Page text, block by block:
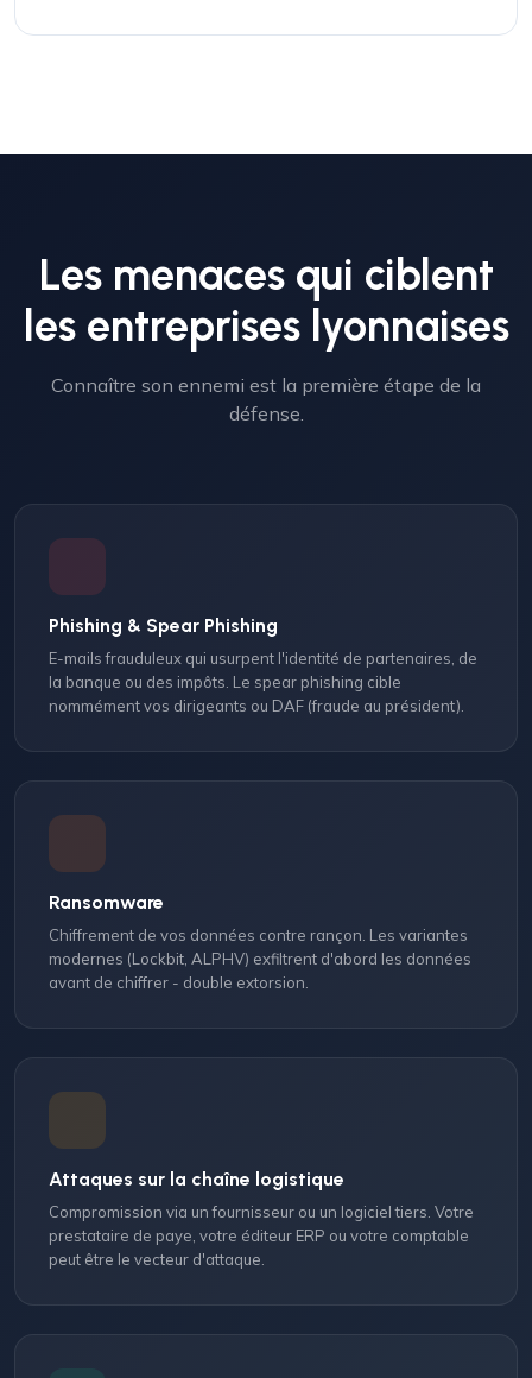
Les menaces qui ciblent
les entreprises lyonnaises
Connaître son ennemi est la première étape de la
défense.
Phishing & Spear Phishing
E-mails frauduleux qui usurpent l'identité de partenaires, de
la banque ou des impôts. Le spear phishing cible
nommément vos dirigeants ou DAF (fraude au président).
Ransomware
Chiffrement de vos données contre rançon. Les variantes
modernes (Lockbit, ALPHV) exfiltrent d'abord les données
avant de chiffrer - double extorsion.
Attaques sur la chaîne logistique
Compromission via un fournisseur ou un logiciel tiers. Votre
prestataire de paye, votre éditeur ERP ou votre comptable
peut être le vecteur d'attaque.